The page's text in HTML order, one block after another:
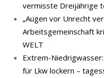
vermisste Dreijährige
„Augen vor Unrecht
Arbeitsgemeinschaft
WELT
Extrem-
für Lkw lockern –